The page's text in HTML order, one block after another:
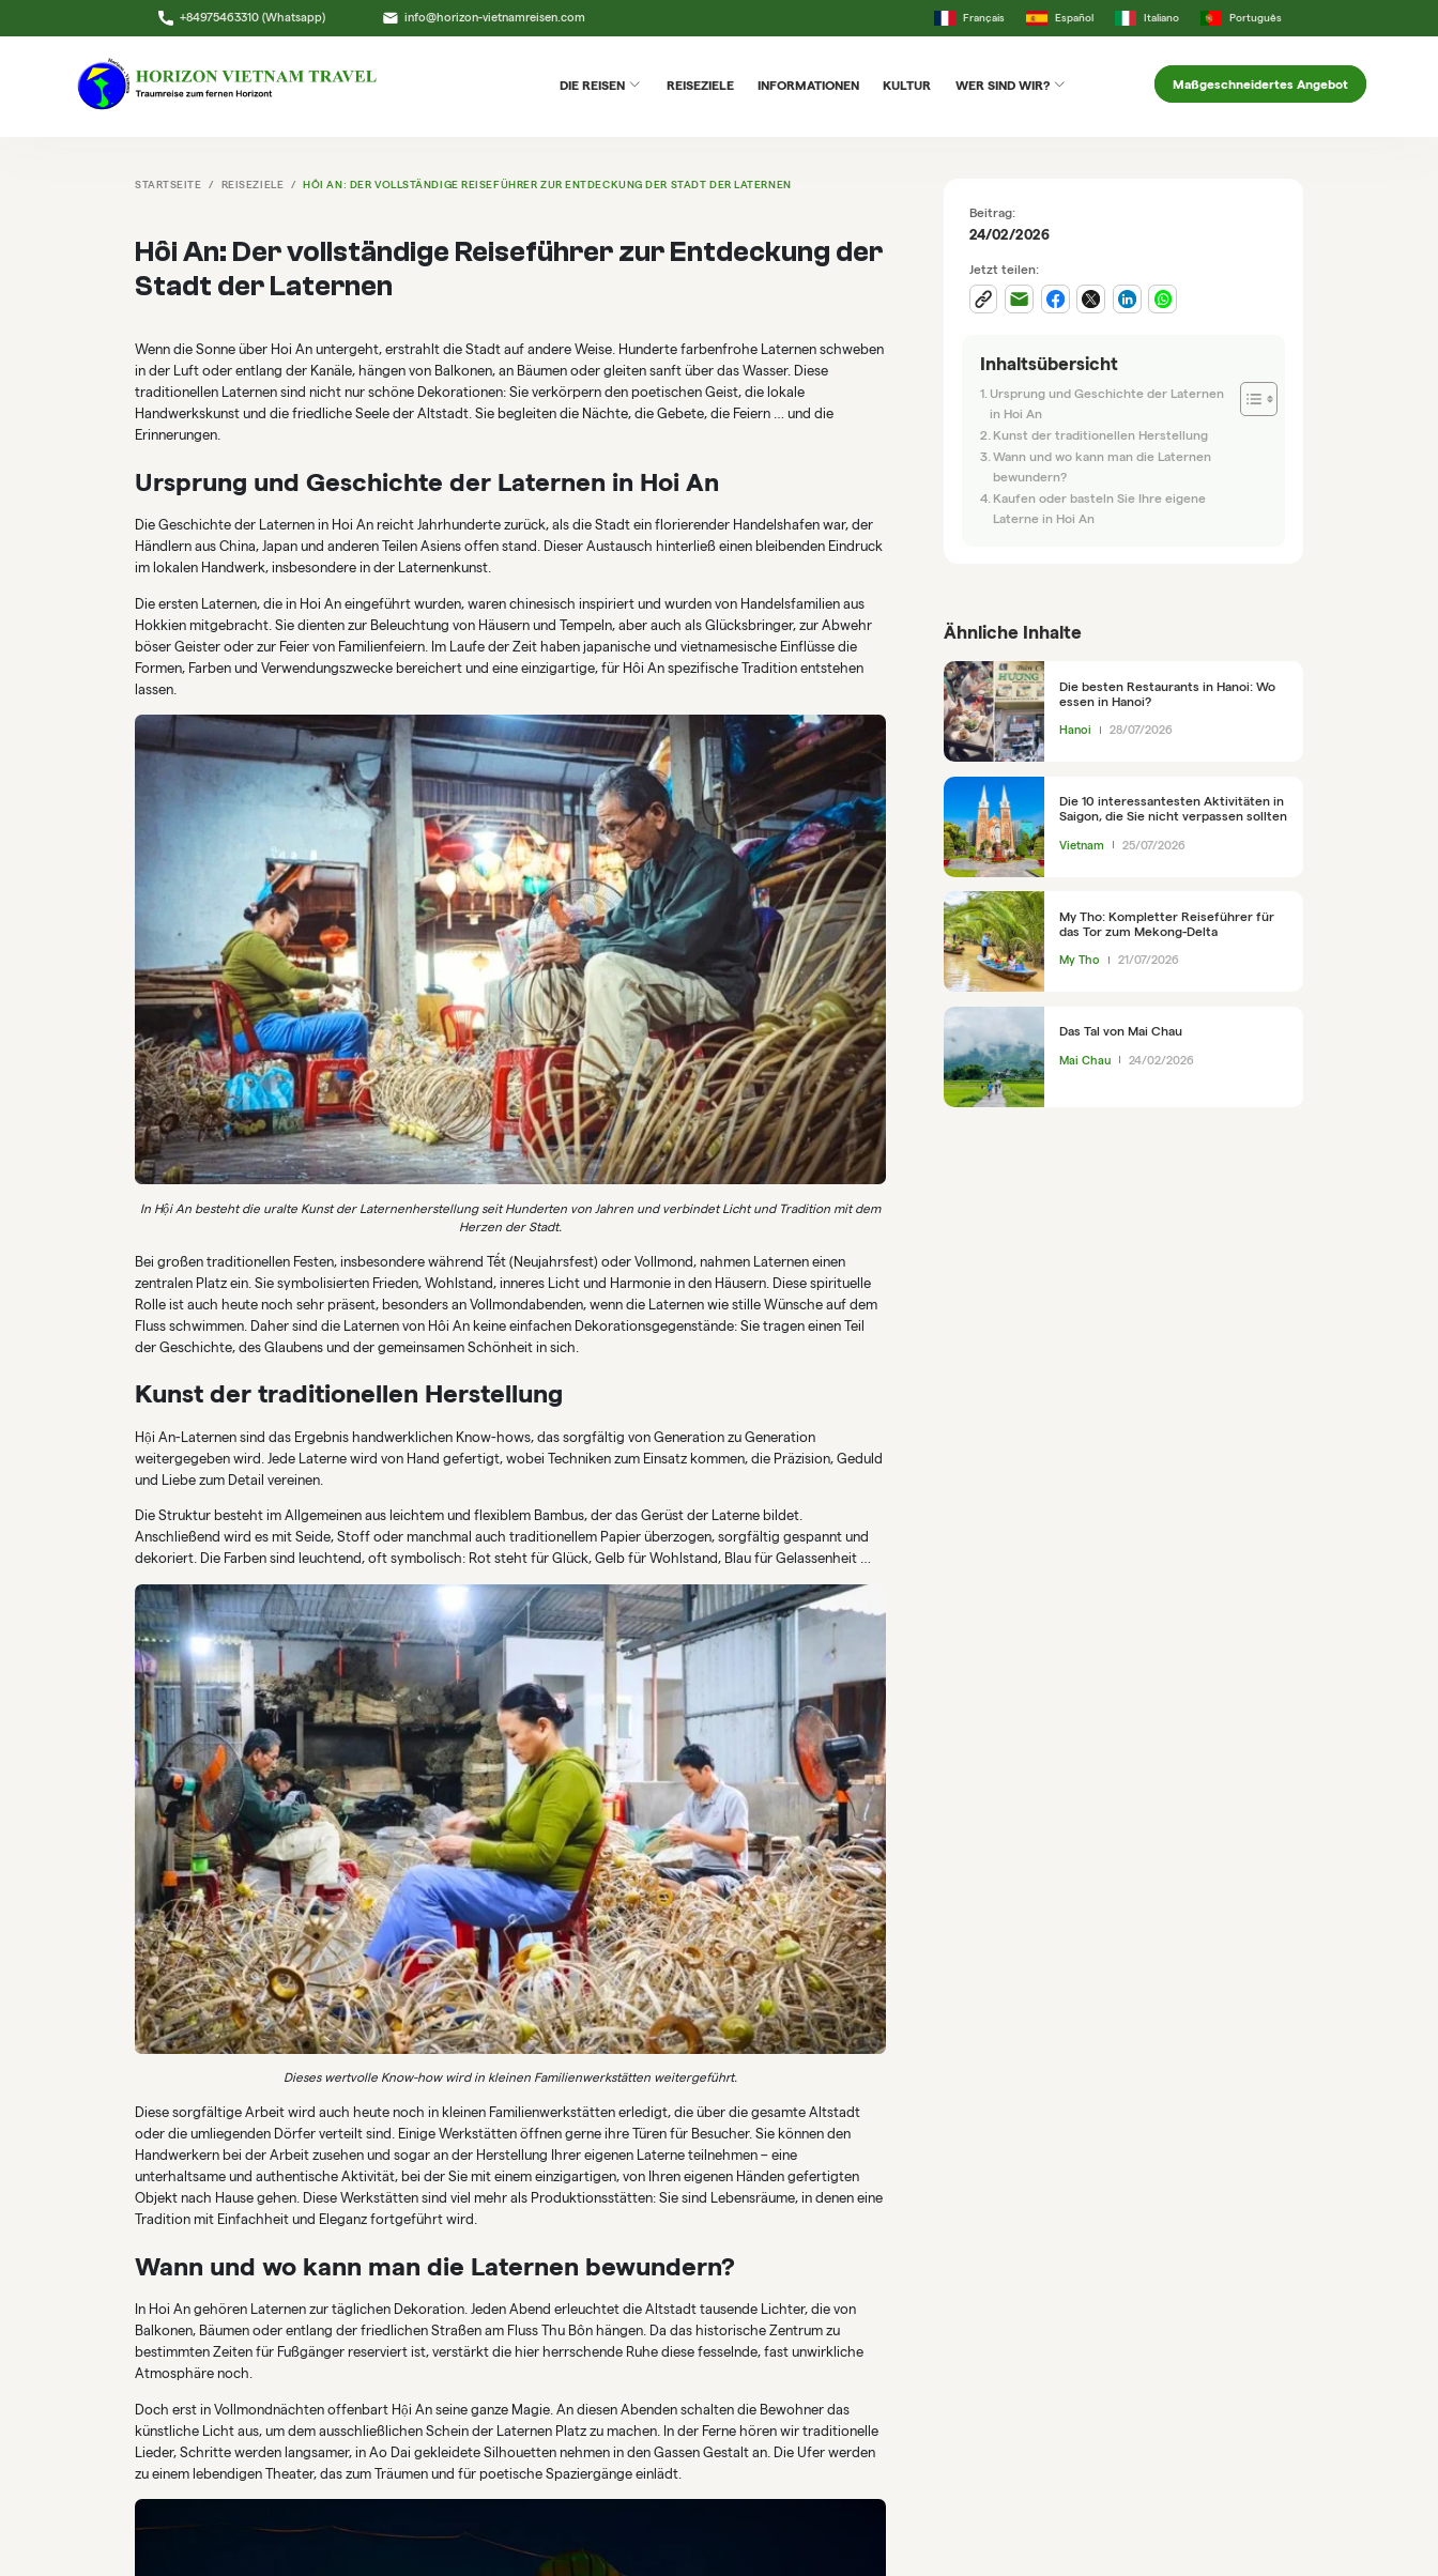
+84975463310 (Whatsapp) info@horizon-vietnamreisen.com Français Español Italiano Português
DIE REISEN REISEZIELE INFORMATIONEN KULTUR WER SIND WIR? Maßgeschneidertes Angebot
STARTSEITE REISEZIELE HÔI AN: DER VOLLSTÄNDIGE REISEFÜHRER ZUR ENTDECKUNG DER STADT DER LATERNEN
Hôi An: Der vollständige Reiseführer zur Entdeckung der
Stadt der Laternen
Wenn die Sonne über Hoi An untergeht, erstrahlt die Stadt auf andere Weise. Hunderte farbenfrohe Laternen schweben
in der Luft oder entlang der Kanäle, hängen von Balkonen, an Bäumen oder gleiten sanft über das Wasser. Diese
traditionellen Laternen sind nicht nur schöne Dekorationen: Sie verkörpern den poetischen Geist, die lokale
Handwerkskunst und die friedliche Seele der Altstadt. Sie begleiten die Nächte, die Gebete, die Feiern … und die
Erinnerungen.
Ursprung und Geschichte der Laternen in Hoi An
Die Geschichte der Laternen in Hoi An reicht Jahrhunderte zurück, als die Stadt ein florierender Handelshafen war, der
Händlern aus China, Japan und anderen Teilen Asiens offen stand. Dieser Austausch hinterließ einen bleibenden Eindruck
im lokalen Handwerk, insbesondere in der Laternenkunst.
Die ersten Laternen, die in Hoi An eingeführt wurden, waren chinesisch inspiriert und wurden von Handelsfamilien aus
Hokkien mitgebracht. Sie dienten zur Beleuchtung von Häusern und Tempeln, aber auch als Glücksbringer, zur Abwehr
böser Geister oder zur Feier von Familienfeiern. Im Laufe der Zeit haben japanische und vietnamesische Einflüsse die
Formen, Farben und Verwendungszwecke bereichert und eine einzigartige, für Hôi An spezifische Tradition entstehen
lassen.
In Hội An besteht die uralte Kunst der Laternenherstellung seit Hunderten von Jahren und verbindet Licht und Tradition mit dem
Herzen der Stadt.
Bei großen traditionellen Festen, insbesondere während Tết (Neujahrsfest) oder Vollmond, nahmen Laternen einen
zentralen Platz ein. Sie symbolisierten Frieden, Wohlstand, inneres Licht und Harmonie in den Häusern. Diese spirituelle
Rolle ist auch heute noch sehr präsent, besonders an Vollmondabenden, wenn die Laternen wie stille Wünsche auf dem
Fluss schwimmen. Daher sind die Laternen von Hôi An keine einfachen Dekorationsgegenstände: Sie tragen einen Teil
der Geschichte, des Glaubens und der gemeinsamen Schönheit in sich.
Kunst der traditionellen Herstellung
Hội An-Laternen sind das Ergebnis handwerklichen Know-hows, das sorgfältig von Generation zu Generation
weitergegeben wird. Jede Laterne wird von Hand gefertigt, wobei Techniken zum Einsatz kommen, die Präzision, Geduld
und Liebe zum Detail vereinen.
Die Struktur besteht im Allgemeinen aus leichtem und flexiblem Bambus, der das Gerüst der Laterne bildet.
Anschließend wird es mit Seide, Stoff oder manchmal auch traditionellem Papier überzogen, sorgfältig gespannt und
dekoriert. Die Farben sind leuchtend, oft symbolisch: Rot steht für Glück, Gelb für Wohlstand, Blau für Gelassenheit …
Dieses wertvolle Know-how wird in kleinen Familienwerkstätten weitergeführt.
Diese sorgfältige Arbeit wird auch heute noch in kleinen Familienwerkstätten erledigt, die über die gesamte Altstadt
oder die umliegenden Dörfer verteilt sind. Einige Werkstätten öffnen gerne ihre Türen für Besucher. Sie können den
Handwerkern bei der Arbeit zusehen und sogar an der Herstellung Ihrer eigenen Laterne teilnehmen – eine
unterhaltsame und authentische Aktivität, bei der Sie mit einem einzigartigen, von Ihren eigenen Händen gefertigten
Objekt nach Hause gehen. Diese Werkstätten sind viel mehr als Produktionsstätten: Sie sind Lebensräume, in denen eine
Tradition mit Einfachheit und Eleganz fortgeführt wird.
Wann und wo kann man die Laternen bewundern?
In Hoi An gehören Laternen zur täglichen Dekoration. Jeden Abend erleuchtet die Altstadt tausende Lichter, die von
Balkonen, Bäumen oder entlang der friedlichen Straßen am Fluss Thu Bôn hängen. Da das historische Zentrum zu
bestimmten Zeiten für Fußgänger reserviert ist, verstärkt die hier herrschende Ruhe diese fesselnde, fast unwirkliche
Atmosphäre noch.
Doch erst in Vollmondnächten offenbart Hội An seine ganze Magie. An diesen Abenden schalten die Bewohner das
künstliche Licht aus, um dem ausschließlichen Schein der Laternen Platz zu machen. In der Ferne hören wir traditionelle
Lieder, Schritte werden langsamer, in Ao Dai gekleidete Silhouetten nehmen in den Gassen Gestalt an. Die Ufer werden
zu einem lebendigen Theater, das zum Träumen und für poetische Spaziergänge einlädt.
Beitrag:
24/02/2026
Jetzt teilen:
Inhaltsübersicht
Ursprung und Geschichte der Laternen
in Hoi An
Kunst der traditionellen Herstellung
Wann und wo kann man die Laternen
bewundern?
Kaufen oder basteln Sie Ihre eigene
Laterne in Hoi An
Ähnliche Inhalte
Die besten Restaurants in Hanoi: Wo
essen in Hanoi?
Hanoi 28/07/2026
Die 10 interessantesten Aktivitäten in
Saigon, die Sie nicht verpassen sollten
Vietnam 25/07/2026
My Tho: Kompletter Reiseführer für
das Tor zum Mekong-Delta
My Tho 21/07/2026
Das Tal von Mai Chau
Mai Chau 24/02/2026